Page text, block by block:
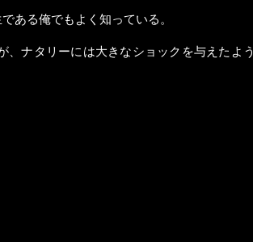
ある俺でもよく知っている。
ナタリーには大きなショックを与えたよう